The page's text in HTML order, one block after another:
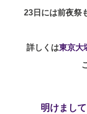
23日には前夜祭
詳しくは東京大
明けまし